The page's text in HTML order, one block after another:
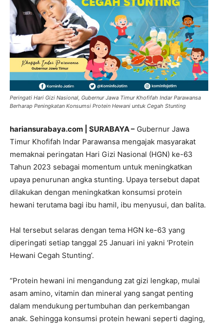
Peringati Hari Gizi Nasional, Gubernur Jawa Timur Khofifah Indar Parawansa
Berharap Peningkatan Konsumsi Protein Hewani untuk Cegah Stunting
hariansurabaya.com | SURABAYA – Gubernur Jawa
Timur Khofifah Indar Parawansa mengajak masyarakat
memaknai peringatan Hari Gizi Nasional (HGN) ke-63
Tahun 2023 sebagai momentum untuk meningkatkan
upaya penurunan angka stunting. Upaya tersebut dapat
dilakukan dengan meningkatkan konsumsi protein
hewani terutama bagi ibu hamil, ibu menyusui, dan balita.
Hal tersebut selaras dengan tema HGN ke-63 yang
diperingati setiap tanggal 25 Januari ini yakni ‘Protein
Hewani Cegah Stunting’.
“Protein hewani ini mengandung zat gizi lengkap, mulai
asam amino, vitamin dan mineral yang sangat penting
dalam mendukung pertumbuhan dan perkembangan
anak. Sehingga konsumsi protein hewani seperti daging,